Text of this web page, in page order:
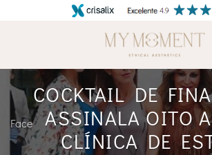
Face
COCKTAIL DE
ASSINALA OITO
CLÍNICA DE